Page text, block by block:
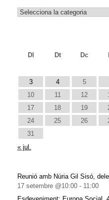
Notícies
Dl
Dt Dc
3
4 5
10
11 12
17
18 19
24
25 26
31
« jul.
Reunió amb Núria Gil Sisó,
17 setembre @10:00 - 11:00